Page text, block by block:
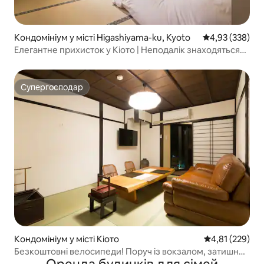
Кондомініум у місті Higashiyama-ku, Kyoto Середня
4,93 (338)
Елегантне прихисток у Кіото | Неподалік знаходяться
Супергосподар
Супергосподар
Кондомініум у місті Кіото Середня
4,81 (229)
Безкоштовні велосипеди! Поруч із вокзалом, затишне